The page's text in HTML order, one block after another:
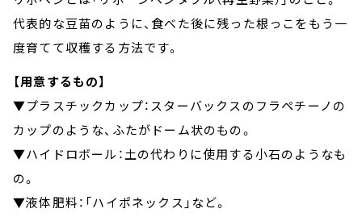
代表的な豆苗のように、食べた後に残った根っこをもう一
度育てて収穫する方法です。
【用意するもの】
▼プラスチックカップ：スターバックスのフラペチーノの
カップのような、ふたがドーム状のもの。
▼ハイドロボール：土の代わりに使用する小石のようなも
の。
▼液体肥料：「ハイポネックス」など。